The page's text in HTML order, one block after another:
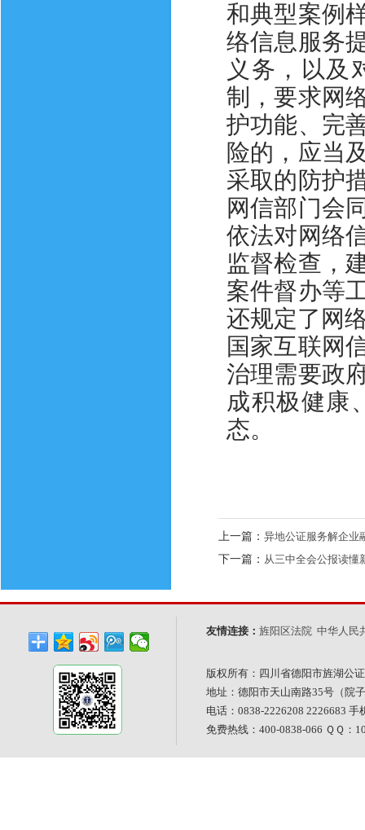
和典型案例
络信息服务
义务，以及
制，要求网
护功能、完
险的，应当
采取的防护
网信部门会
依法对网络
监督检查，
案件督办等
还规定了网
国家互联网
治理需要政
成积极健康
态。
上一篇： 异地公证服务解企业
下一篇： 从三中全会公报读懂
友情连接： 旌阳区法院 中华人民
版权所有：四川省德阳市旌湖公
地址：德阳市天山南路35号（院
电话：0838-2226208 2226683 手
免费热线：400-0838-066 ＱＱ：